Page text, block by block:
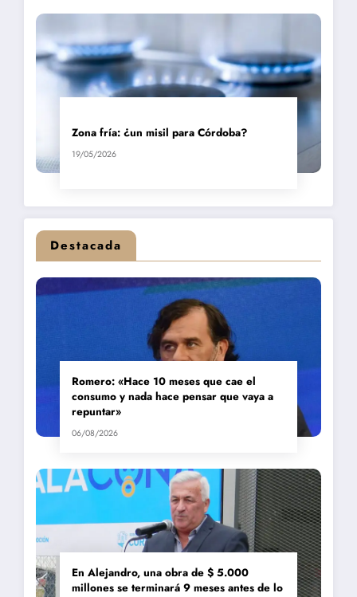
Zona fría: ¿un misil para Córdoba?
19/05/2026
Destacada
Romero: «Hace 10 meses que cae el
consumo y nada hace pensar que vaya a
repuntar»
06/08/2026
En Alejandro, una obra de $ 5.000
millones se terminará 9 meses antes de lo